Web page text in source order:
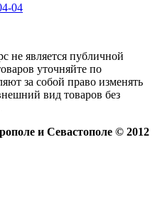
04
не является публичной
уточняйте по
за собой право изменять
вид товаров без
и Севастополе © 2012